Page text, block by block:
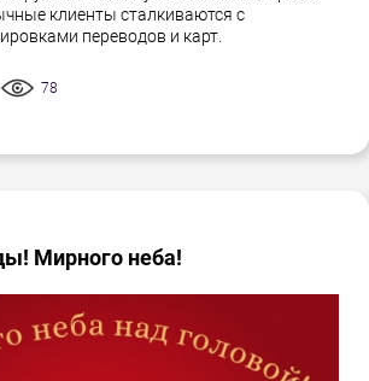
клиенты сталкиваются с
переводов и карт.
78
Мирного неба!